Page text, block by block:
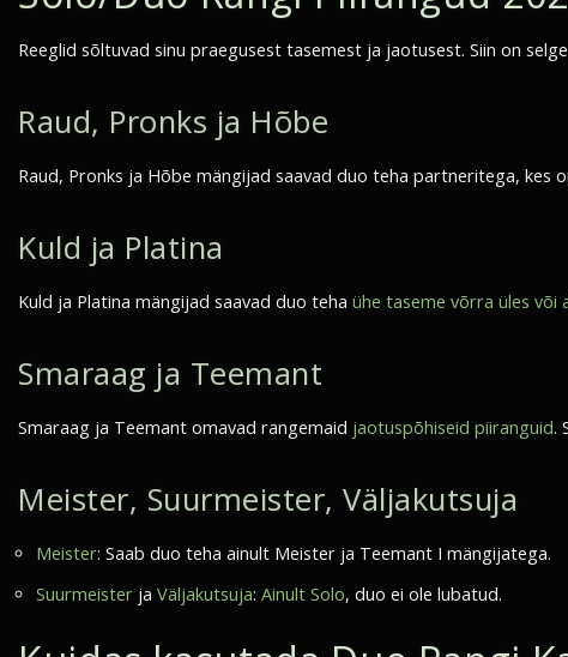
Reeglid sõltuvad sinu praegusest tasemest ja jaotusest. Siin on
Raud, Pronks ja Hõbe
Raud, Pronks ja Hõbe mängijad saavad duo teha partneritega, kes
Kuld ja Platina
Kuld ja Platina mängijad saavad duo teha ühe taseme võrra üles või
Smaraag ja Teemant
Smaraag ja Teemant omavad rangemaid jaotuspõhiseid piiranguid.
Meister, Suurmeister, Väljakutsuja
Meister: Saab duo teha ainult Meister ja Teemant I mängijatega.
Suurmeister ja Väljakutsuja: Ainult Solo, duo ei ole lubatud.